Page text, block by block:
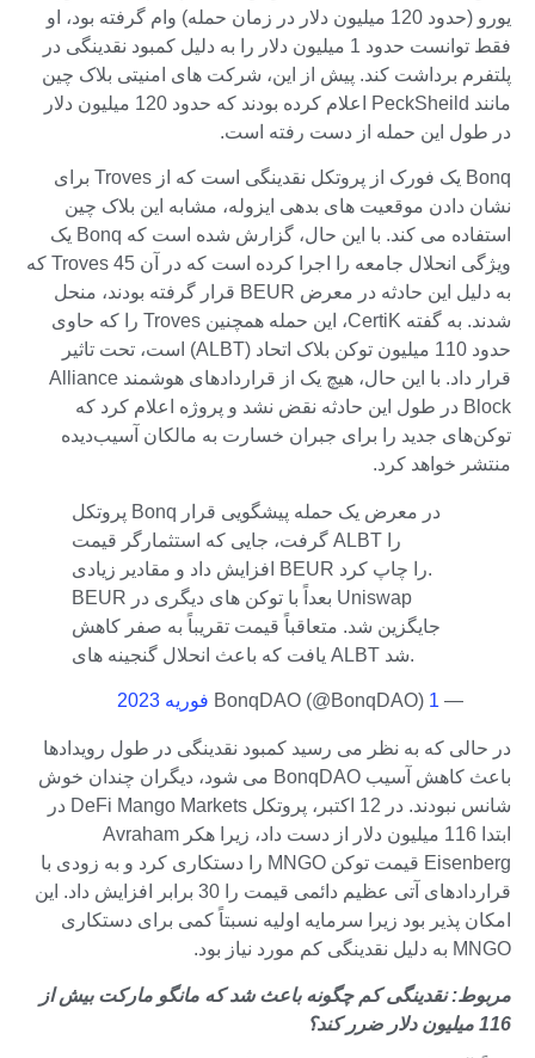
یورو (حدود 120 میلیون دلار در زمان حمله) وام گرفته بود، او
فقط توانست حدود 1 میلیون دلار را به دلیل کمبود نقدینگی در
پلتفرم برداشت کند. پیش از این، شرکت های امنیتی بلاک چین
مانند PeckSheild اعلام کرده بودند که حدود 120 میلیون دلار
در طول این حمله از دست رفته است.
Bonq یک فورک از پروتکل نقدینگی است که از Troves برای
نشان دادن موقعیت های بدهی ایزوله، مشابه این بلاک چین
استفاده می کند. با این حال، گزارش شده است که Bonq یک
ویژگی انحلال جامعه را اجرا کرده است که در آن 45 Troves که
به دلیل این حادثه در معرض BEUR قرار گرفته بودند، منحل
شدند. به گفته CertiK، این حمله همچنین Troves را که حاوی
حدود 110 میلیون توکن بلاک اتحاد (ALBT) است، تحت تاثیر
قرار داد. با این حال، هیچ یک از قراردادهای هوشمند Alliance
Block در طول این حادثه نقض نشد و پروژه اعلام کرد که
توکن‌های جدید را برای جبران خسارت به مالکان آسیب‌دیده
منتشر خواهد کرد.
پروتکل Bonq در معرض یک حمله پیشگویی قرار
گرفت، جایی که استثمارگر قیمت ALBT را
افزایش داد و مقادیر زیادی BEUR را چاپ کرد.
BEUR بعداً با توکن های دیگری در Uniswap
جایگزین شد. متعاقباً قیمت تقریباً به صفر کاهش
یافت که باعث انحلال گنجینه های ALBT شد.
— BonqDAO (@BonqDAO) 1 فوریه 2023
در حالی که به نظر می رسید کمبود نقدینگی در طول رویدادها
باعث کاهش آسیب BonqDAO می شود، دیگران چندان خوش
شانس نبودند. در 12 اکتبر، پروتکل DeFi Mango Markets در
ابتدا 116 میلیون دلار از دست داد، زیرا هکر Avraham
Eisenberg قیمت توکن MNGO را دستکاری کرد و به زودی با
قراردادهای آتی عظیم دائمی قیمت را 30 برابر افزایش داد. این
امکان پذیر بود زیرا سرمایه اولیه نسبتاً کمی برای دستکاری
MNGO به دلیل نقدینگی کم مورد نیاز بود.
مربوط:نقدینگی کم چگونه باعث شد که مانگو مارکت بیش از
116 میلیون دلار ضرر کند؟